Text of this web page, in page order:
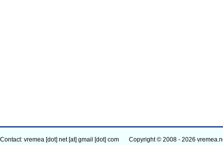
Contact: vremea [dot] net [at] gmail [dot] com Copyright © 2008 - 2026